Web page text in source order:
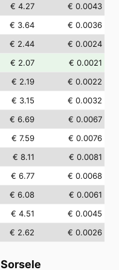
€ 4.27
€ 0.0043
€ 3.64
€ 0.0036
€ 2.44
€ 0.0024
€ 2.07
€ 0.0021
€ 2.19
€ 0.0022
€ 3.15
€ 0.0032
€ 6.69
€ 0.0067
€ 7.59
€ 0.0076
€ 8.11
€ 0.0081
€ 6.77
€ 0.0068
€ 6.08
€ 0.0061
€ 4.51
€ 0.0045
€ 2.62 € 0.0026
Sorsele